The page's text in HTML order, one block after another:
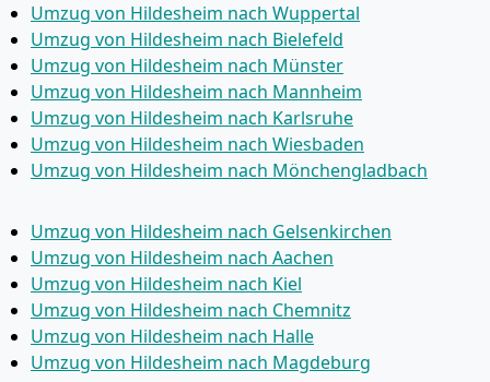
Umzug von Hildesheim nach Wuppertal
Umzug von Hildesheim nach Bielefeld
Umzug von Hildesheim nach Münster
Umzug von Hildesheim nach Mannheim
Umzug von Hildesheim nach Karlsruhe
Umzug von Hildesheim nach Wiesbaden
Umzug von Hildesheim nach Mönchen­gladbach
Umzug von Hildesheim nach Gelsenkirchen
Umzug von Hildesheim nach Aachen
Umzug von Hildesheim nach Kiel
Umzug von Hildesheim nach Chemnitz
Umzug von Hildesheim nach Halle
Umzug von Hildesheim nach Magdeburg